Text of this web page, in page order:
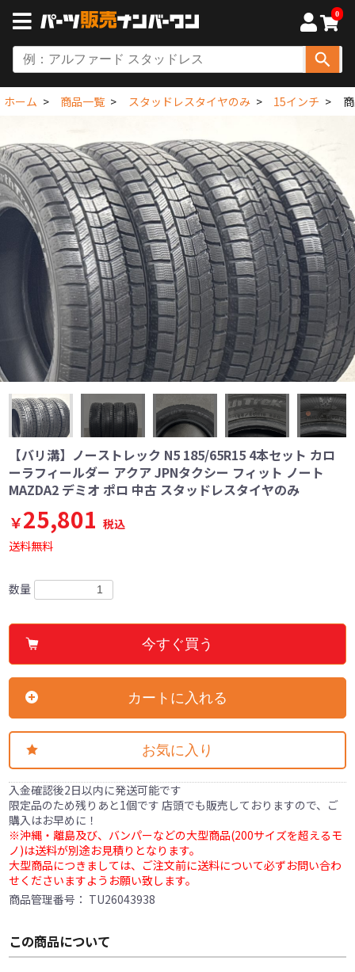
0
ホーム 商品一覧 スタッドレスタイヤのみ 15インチ
【バリ溝】ノーストレック N5 185/65R15 4本セット カロ
ーラフィールダー アクア JPNタクシー フィット ノート
MAZDA2 デミオ ポロ 中古 スタッドレスタイヤのみ
￥25,801 税込
送料無料
数量
今すぐ買う
カートに入れる
お気に入り
入金確認後2日以内に発送可能です
限定品のため残りあと1個です 店頭でも販売しておりますので、ご
購入はお早めに！
※沖縄・離島及び、バンパーなどの大型商品(200サイズを超えるモ
ノ)は送料が別途お見積りとなります。
大型商品につきましては、ご注文前に送料について必ずお問い合わ
せくださいますようお願い致します。
商品管理番号： TU26043938
この商品について